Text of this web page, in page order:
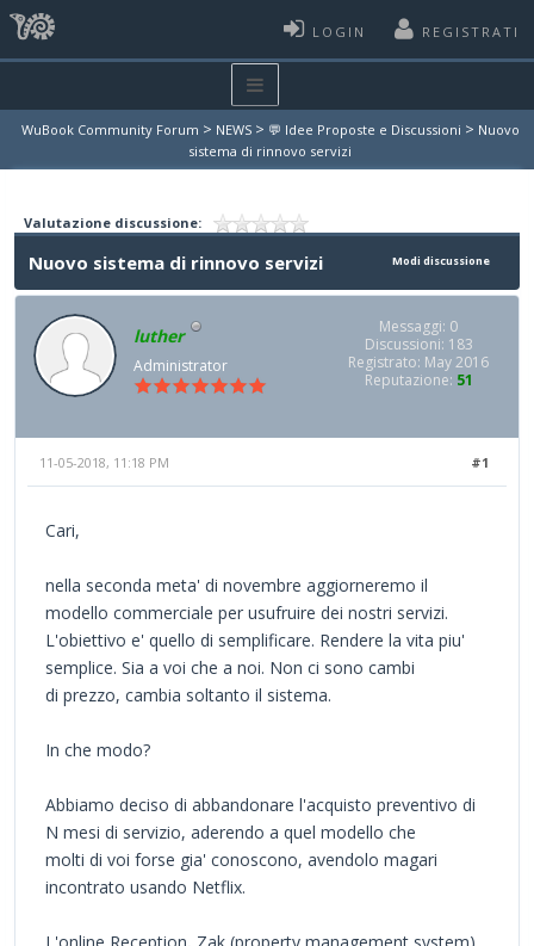
LOGIN REGISTRATI
WuBook Community Forum > NEWS > 💬 Idee Proposte e Discussioni > Nuovo
sistema di rinnovo servizi
Valutazione discussione:
Modi discussione
Nuovo sistema di rinnovo servizi
luther
Administrator
Messaggi: 0
Discussioni: 183
Registrato: May 2016
Reputazione: 51
#1
11-05-2018, 11:18 PM
Cari,
nella seconda meta' di novembre aggiorneremo il
modello commerciale per usufruire dei nostri servizi.
L'obiettivo e' quello di semplificare. Rendere la vita piu'
semplice. Sia a voi che a noi. Non ci sono cambi
di prezzo, cambia soltanto il sistema.
In che modo?
Abbiamo deciso di abbandonare l'acquisto preventivo di
N mesi di servizio, aderendo a quel modello che
molti di voi forse gia' conoscono, avendolo magari
incontrato usando Netflix.